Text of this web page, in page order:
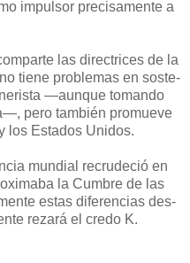
impulsor precisamente a
las di­rec­tri­ces de la
tie­ne pro­ble­mas en sos­te­
—aunque tomando
pe­ro tam­bién pro­mue­ve
los Es­ta­dos Uni­dos.
mun­dial re­cru­de­ció en
la Cum­bre de las
es­tas di­fe­ren­cias des­
re­za­rá el cre­do K.